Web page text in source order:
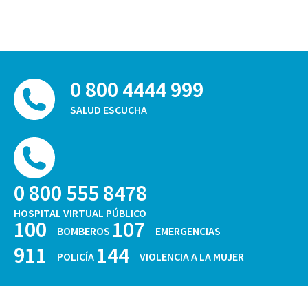
0 800 4444 999
SALUD ESCUCHA
0 800 555 8478
HOSPITAL VIRTUAL PÚBLICO
100 BOMBEROS 107 EMERGENCIAS
911 POLICÍA 144 VIOLENCIA A LA MUJER